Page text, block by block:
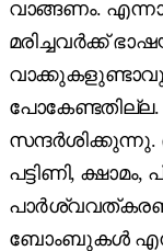
വാങ്ങണം.
മരിച്ചവർക്ക്
സന്ദർശിക്കുന്നു.
പട്ടിണി,
ബോംബുകൾ